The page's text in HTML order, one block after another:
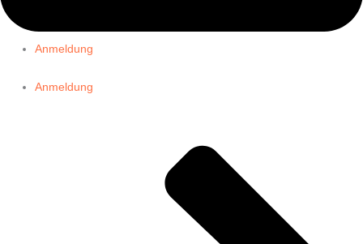
Anmeldung
Anmeldung